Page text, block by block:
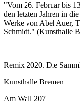
"Vom 26. Februar bis
den letzten Jahren in
Werke von Abel Auer,
Schmidt." (Kunsthalle
Remix 2020. Die
Kunsthalle Bremen
Am Wall 207